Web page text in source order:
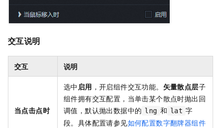
交互说明
交互 说明
当点击点时
选中 启用 ，开启组件交互功能。 矢量散点层子
组件拥有交互配置，当单击某个散点时抛出回
调值，默认抛出数据中的 lng 和 lat 字
段。具体配置请参见如何配置数字翻牌器组件